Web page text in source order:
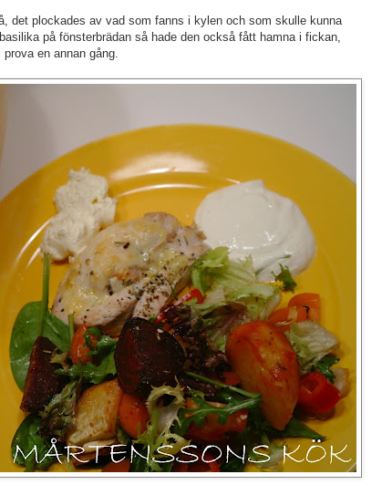
det plockades av vad som fanns i kylen och som skulle kunna
på fönsterbrädan så hade den också fått hamna i fickan,
en annan gång.